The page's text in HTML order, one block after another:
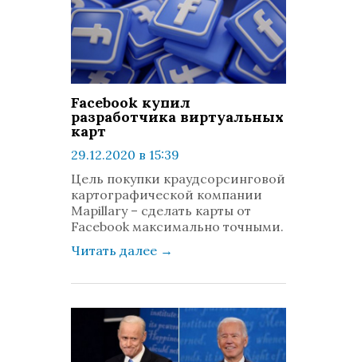
Facebook купил
разработчика виртуальных
карт
29.12.2020 в 15:39
комментариев: 0
Цель покупки краудсорсинговой
картографической компании
Mapillary – сделать карты от
Facebook максимально точными.
Читать далее →